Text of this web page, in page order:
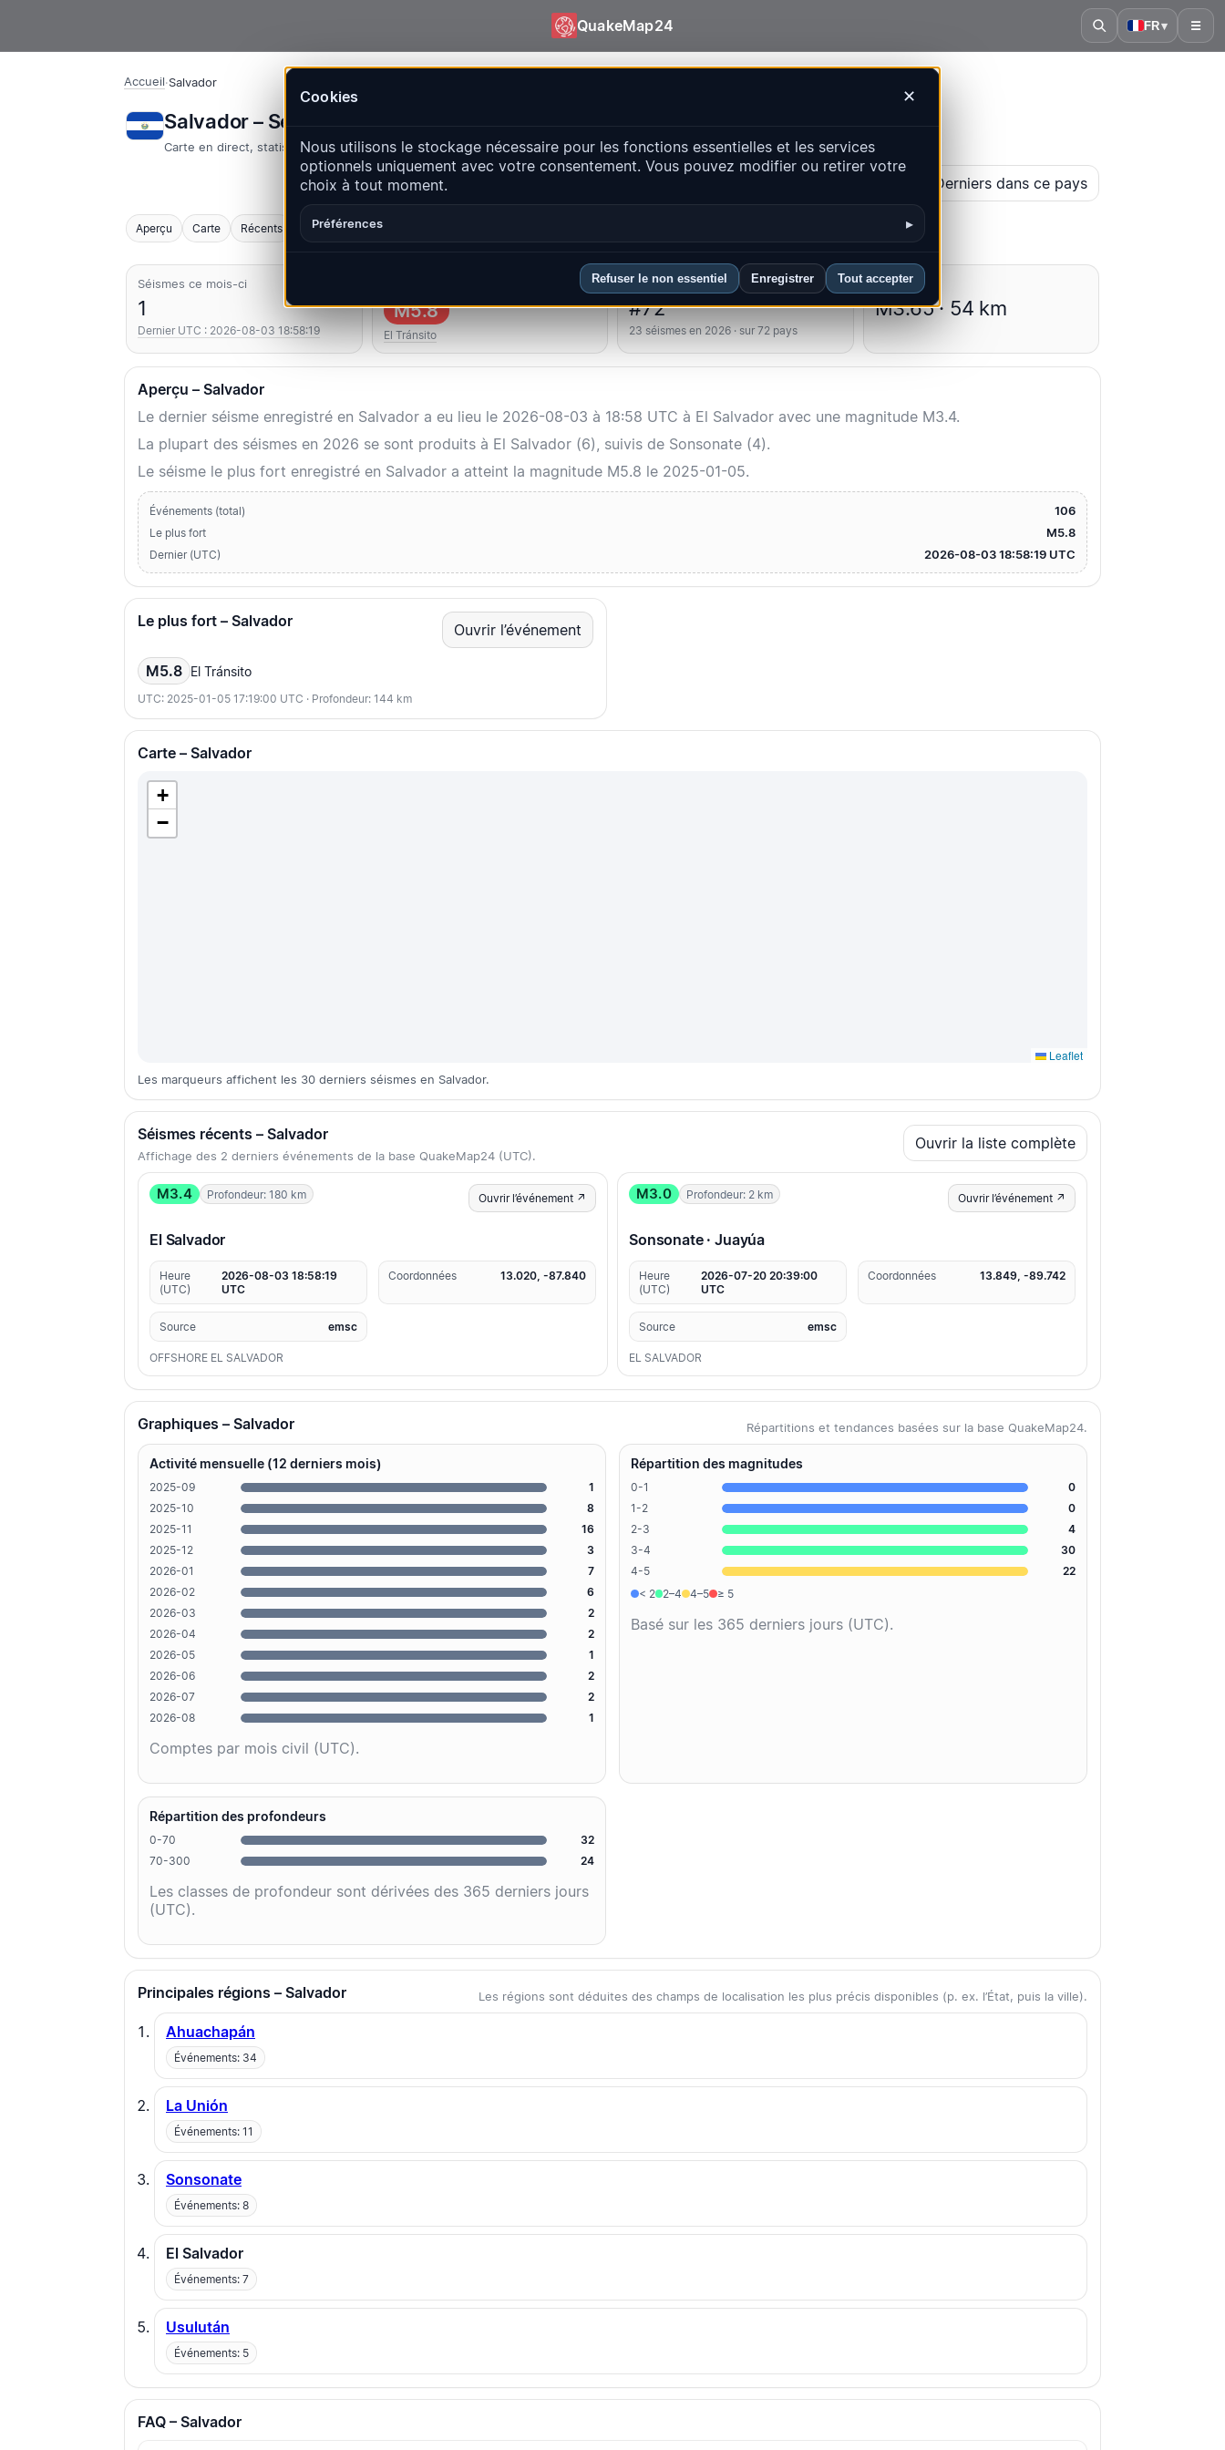
QuakeMap24 FR▾ ☰
Cookies ✕
Nous utilisons le stockage nécessaire pour les fonctions essentielles et les services
optionnels uniquement avec votre consentement. Vous pouvez modifier ou retirer votre
choix à tout moment.
Préférences ▸
Refuser le non essentiel Enregistrer Tout accepter
Accueil·Salvador
Salvador – Séismes | QuakeMap24
Carte en direct, statistiques et événements récents
Derniers dans ce pays
Aperçu Carte Récents Graphiques Principales régions
Séismes ce mois-ci
1
Dernier UTC : 2026-08-03 18:58:19
M5.8
El Tránsito
Classement du pays
#72
23 séismes en 2026 · sur 72 pays
Moyennes
M3.65 · 54 km
Aperçu – Salvador
Le dernier séisme enregistré en Salvador a eu lieu le 2026-08-03 à 18:58 UTC à El Salvador avec une magnitude M3.4.
La plupart des séismes en 2026 se sont produits à El Salvador (6), suivis de Sonsonate (4).
Le séisme le plus fort enregistré en Salvador a atteint la magnitude M5.8 le 2025-01-05.
Événements (total) 106
Le plus fort M5.8
Dernier (UTC) 2026-08-03 18:58:19 UTC
Le plus fort – Salvador Ouvrir l’événement
M5.8 El Tránsito
UTC: 2025-01-05 17:19:00 UTC · Profondeur: 144 km
Carte – Salvador
+
−
Leaflet
Les marqueurs affichent les 30 derniers séismes en Salvador.
Séismes récents – Salvador
Affichage des 2 derniers événements de la base QuakeMap24 (UTC).
Ouvrir la liste complète
M3.4 Profondeur: 180 km Ouvrir l’événement ↗
El Salvador
Heure
(UTC)
2026-08-03 18:58:19
UTC
Coordonnées 13.020, -87.840
Source emsc
OFFSHORE EL SALVADOR
M3.0 Profondeur: 2 km Ouvrir l’événement ↗
Sonsonate · Juayúa
Heure
(UTC)
2026-07-20 20:39:00
UTC
Coordonnées 13.849, -89.742
Source emsc
EL SALVADOR
Graphiques – Salvador Répartitions et tendances basées sur la base QuakeMap24.
Activité mensuelle (12 derniers mois)
2025-09
1
2025-10
8
2025-11
16
2025-12
3
2026-01
7
2026-02
6
2026-03
2
2026-04
2
2026-05
1
2026-06
2
2026-07
2
2026-08
1
Comptes par mois civil (UTC).
Répartition des magnitudes
0-1
0
1-2
0
2-3
4
3-4
30
4-5
22
< 2
2–4 4–5 ≥ 5
Basé sur les 365 derniers jours (UTC).
Répartition des profondeurs
0-70
32
70-300
24
Les classes de profondeur sont dérivées des 365 derniers jours
(UTC).
Principales régions – Salvador Les régions sont déduites des champs de localisation les plus précis disponibles (p. ex. l’État, puis la ville).
Ahuachapán
Événements: 34
La Unión
Événements: 11
Sonsonate
Événements: 8
El Salvador
Événements: 7
Usulután
Événements: 5
FAQ – Salvador